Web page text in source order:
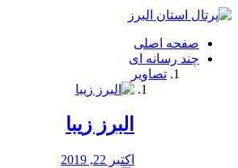
فصد
شرق
تهران
خشکشویی
صفحه اصلی
چند رسانه ای
تصاویر
البرز زیبا
اکتبر 22, 2019